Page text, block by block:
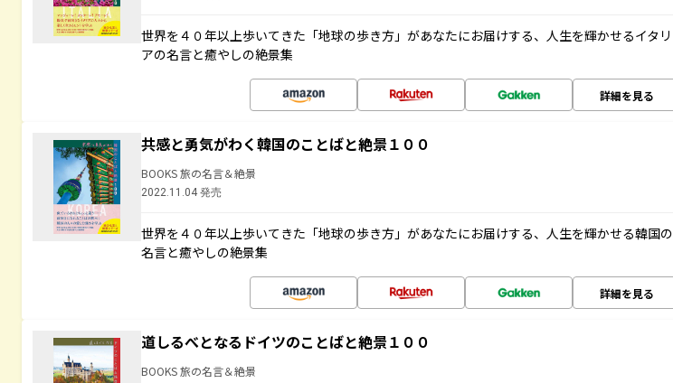
世界を４０年以上歩いてきた「地球の歩き方」があなたにお届けする、人生を輝かせるイタリ
アの名言と癒やしの絶景集
詳細を見る
共感と勇気がわく韓国のことばと絶景１００
BOOKS 旅の名言＆絶景
2022.11.04 発売
世界を４０年以上歩いてきた「地球の歩き方」があなたにお届けする、人生を輝かせる韓国の
名言と癒やしの絶景集
詳細を見る
道しるべとなるドイツのことばと絶景１００
BOOKS 旅の名言＆絶景